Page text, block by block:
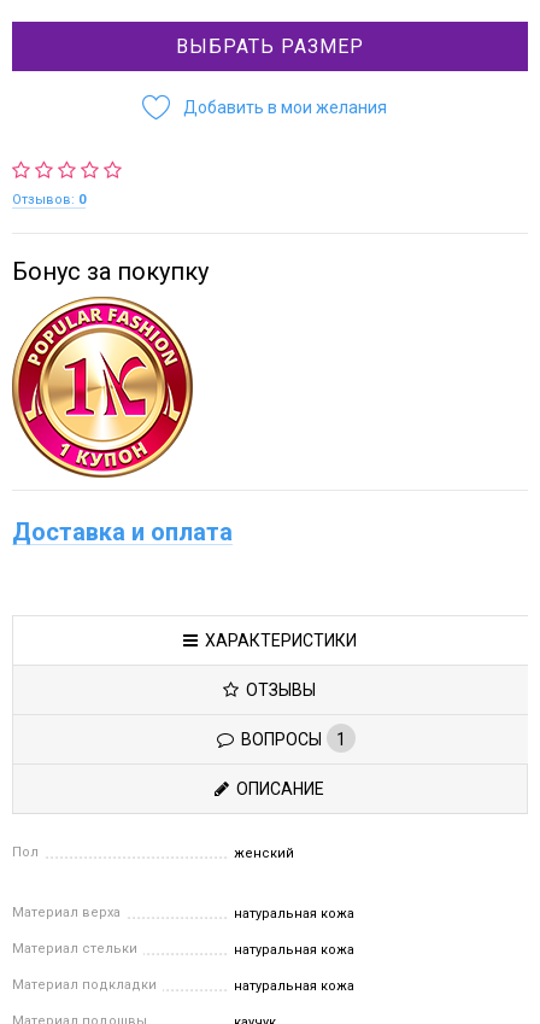
ВЫБРАТЬ РАЗМЕР
Добавить в мои желания
Отзывов: 0
Бонус за покупку
Доставка и оплата
ХАРАКТЕРИСТИКИ
ОТЗЫВЫ
ВОПРОСЫ 1
ОПИСАНИЕ
Пол женский
Материал верха натуральная кожа
Материал стельки натуральная кожа
Материал подкладки натуральная кожа